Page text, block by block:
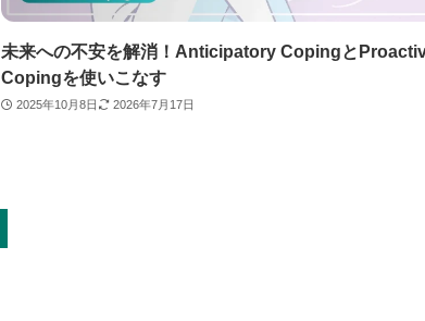
未来への不安を解消！Anticipatory Copingと
Copingを使いこなす
2025年10月8日 2026年7月17日